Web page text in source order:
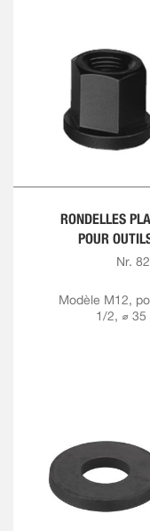
RONDELLES
POUR
Nr.
Modèle M12,
1/2, ⌀ 35